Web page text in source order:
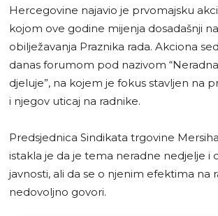
Hercegovine najavio je prvomajsku
kojom ove godine mijenja dosadašnji
obilježavanja Praznika rada. Akciona
danas forumom pod nazivom
djeluje”, na kojem je fokus stavljen na
i njegov uticaj na radnike.
Predsjednica Sindikata trgovine
istakla je da je tema neradne nedjelje i
javnosti, ali da se o njenim efektima na
nedovoljno govori.